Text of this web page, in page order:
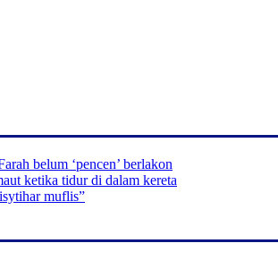
belum ‘pencen’ berlakon
ketika tidur di dalam kereta
muflis”